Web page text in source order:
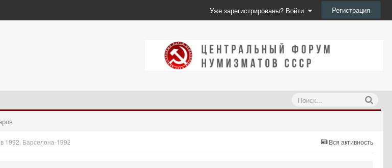
Уже зарегистрированы? Войти Регистрация
Вся активность
1992, Барселона-1992